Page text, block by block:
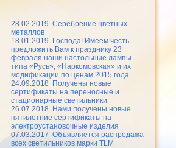
28.02.2019 Серебрение цветных
металлов
18.01.2019
Господа! Имеем честь
предложить Вам к празднику 23
февраля наши настольные лампы
типа «Русь», «Наркомовская» и их
модификации по ценам 2015 года.
24.09.2018
Получены новые
сертификаты на переносные и
стационарные светильники
26.07.2018
Нами получены новые
пятилетние сертификаты на
электроустановочные изделия
07.03.2017 Объявляется распродажа
всех светильников марки TLM